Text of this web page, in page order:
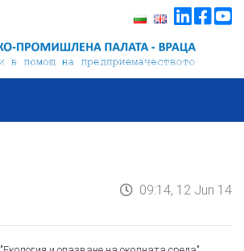
09:14, 12 Jun 14